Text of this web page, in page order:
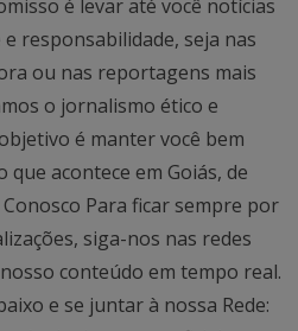
é levar até você notícias
responsabilidade, seja nas
ou nas reportagens mais
o jornalismo ético e
é manter você bem
acontece em Goiás, de
Para ficar sempre por
siga-nos nas redes
conteúdo em tempo real.
e se juntar à nossa Rede: